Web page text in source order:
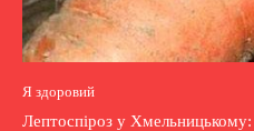
Я здоровий
Лептоспіроз у